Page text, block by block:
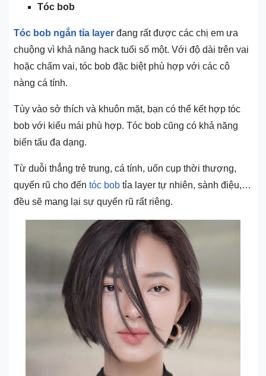
Tóc bob
Tóc bob ngắn tỉa layer đang rất được các chị em ưa
chuộng vì khả năng hack tuổi số một. Với độ dài trên vai
hoặc chấm vai, tóc bob đặc biệt phù hợp với các cô
nàng cá tính.
Tùy vào sở thích và khuôn mặt, bạn có thể kết hợp tóc
bob với kiểu mái phù hợp. Tóc bob cũng có khả năng
biến tấu đa dạng.
Từ duỗi thẳng trẻ trung, cá tính, uốn cụp thời thượng,
quyến rũ cho đến tóc bob tỉa layer tự nhiên, sành điệu,…
đều sẽ mang lại sự quyến rũ rất riêng.